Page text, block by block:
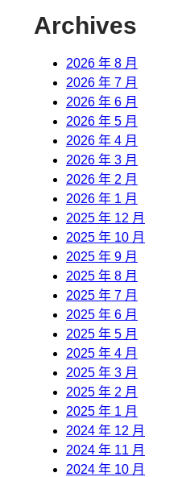
Archives
2026 年 8 月
2026 年 7 月
2026 年 6 月
2026 年 5 月
2026 年 4 月
2026 年 3 月
2026 年 2 月
2026 年 1 月
2025 年 12 月
2025 年 10 月
2025 年 9 月
2025 年 8 月
2025 年 7 月
2025 年 6 月
2025 年 5 月
2025 年 4 月
2025 年 3 月
2025 年 2 月
2025 年 1 月
2024 年 12 月
2024 年 11 月
2024 年 10 月